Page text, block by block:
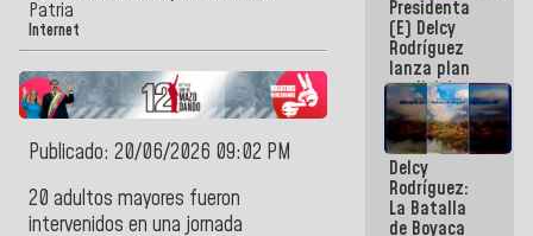
Patria
Internet
Publicado: 20/06/2026 09:02 PM
20 adultos mayores fueron
intervenidos en una jornada
emergencia
sísmica en
la última
semana
Presidenta
(E) Delcy
Rodríguez
lanza plan
crediticio
con subsidio
a Juntas de
Condominio
Delcy
Rodríguez:
La Batalla
de Boyaca